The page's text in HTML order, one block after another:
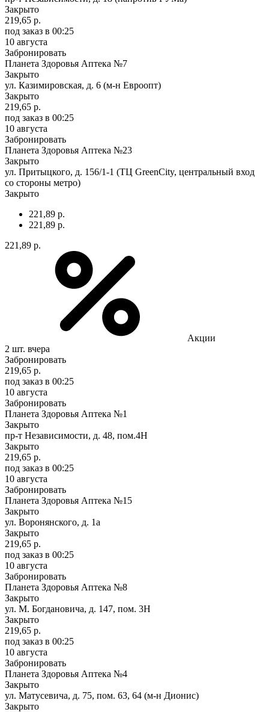
Закрыто
219,65 р.
под заказ в 00:25
10 августа
Забронировать
Планета Здоровья Аптека №7
Закрыто
ул. Казимировская, д. 6 (м-н Евроопт)
Закрыто
219,65 р.
под заказ в 00:25
10 августа
Забронировать
Планета Здоровья Аптека №23
Закрыто
ул. Притыцкого, д. 156/1-1 (ТЦ GreenCity, центральный вход
со стороны метро)
Закрыто
221,89 р.
221,89 р.
221,89 р.
Акции
2 шт. вчера
Забронировать
219,65 р.
под заказ в 00:25
10 августа
Забронировать
Планета Здоровья Аптека №1
Закрыто
пр-т Независимости, д. 48, пом.4Н
Закрыто
219,65 р.
под заказ в 00:25
10 августа
Забронировать
Планета Здоровья Аптека №15
Закрыто
ул. Воронянского, д. 1а
Закрыто
219,65 р.
под заказ в 00:25
10 августа
Забронировать
Планета Здоровья Аптека №8
Закрыто
ул. М. Богдановича, д. 147, пом. 3Н
Закрыто
219,65 р.
под заказ в 00:25
10 августа
Забронировать
Планета Здоровья Аптека №4
Закрыто
ул. Матусевича, д. 75, пом. 63, 64 (м-н Дионис)
Закрыто